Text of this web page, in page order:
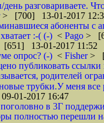
разговариваете.
> [700] 13-01-2017
абоненты с
:-( (-) < Pago >
13-01-2017 11:52
опрос? (-) < Fisher>
публиковать
родителей
трубки.У меня
01-2017 16:47
в 3Г
полностью перешли